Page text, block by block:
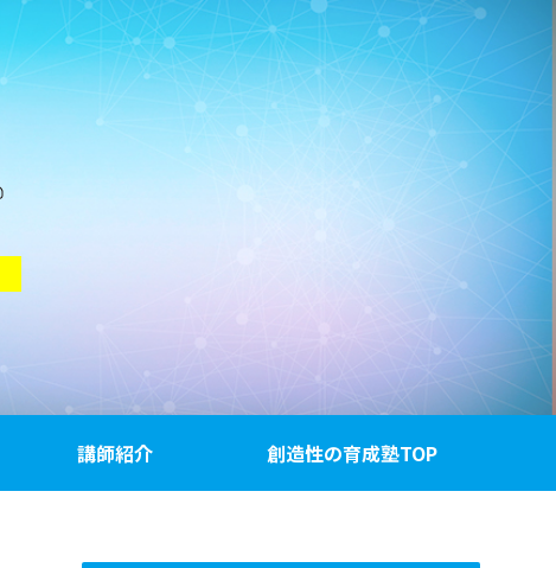
講師紹介 創造性の育成塾TOP